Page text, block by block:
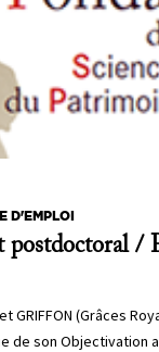
D'EMPLOI
postdoctoral /
GRIFFON (Grâces
de son Objectivation